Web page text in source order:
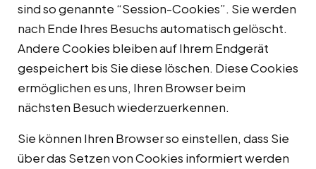
sind so genannte “Session-Cookies”. Sie werden
nach Ende Ihres Besuchs automatisch gelöscht.
Andere Cookies bleiben auf Ihrem Endgerät
gespeichert bis Sie diese löschen. Diese Cookies
ermöglichen es uns, Ihren Browser beim
nächsten Besuch wiederzuerkennen.
Sie können Ihren Browser so einstellen, dass Sie
über das Setzen von Cookies informiert werden